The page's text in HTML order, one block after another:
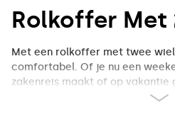
Rolkoffer Met
Met een rolkoffer met twee
comfortabel. Of je nu een
zakenreis maakt of op
die soepel achter je aan rolt